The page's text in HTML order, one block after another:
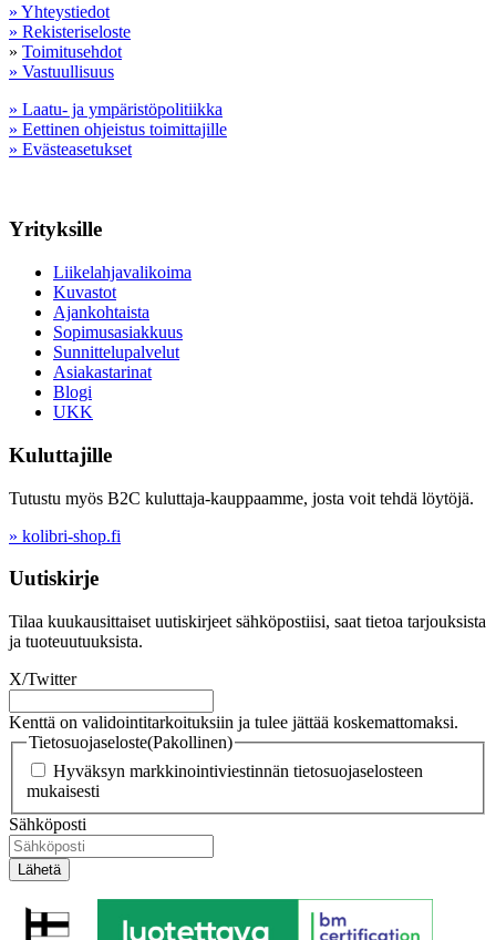
» Yhteystiedot
» Rekisteriseloste
» Toimitusehdot
» Vastuullisuus
» Laatu- ja ympäristöpolitiikka
» Eettinen ohjeistus toimittajille
» Evästeasetukset
Yrityksille
Liikelahjavalikoima
Kuvastot
Ajankohtaista
Sopimusasiakkuus
Sunnittelupalvelut
Asiakastarinat
Blogi
UKK
Kuluttajille
Tutustu myös B2C kuluttaja-kauppaamme, josta voit tehdä löytöjä.
» kolibri-shop.fi
Uutiskirje
Tilaa kuukausittaiset uutiskirjeet sähköpostiisi, saat tietoa tarjouksista
ja tuoteuutuuksista.
X/Twitter
Kenttä on validointitarkoituksiin ja tulee jättää koskemattomaksi.
Tietosuojaseloste(Pakollinen)
Hyväksyn markkinointiviestinnän tietosuojaselosteen
mukaisesti
Sähköposti